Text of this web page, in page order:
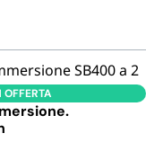
OFFERTA